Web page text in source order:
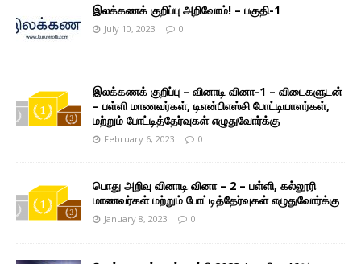
இலக்கணக் குறிப்பு அறிவோம்! – பகுதி-1
July 10, 2023 0
இலக்கணக் குறிப்பு – வினாடி வினா-1 – விடைகளுடன்
– பள்ளி மாணவர்கள், டிஎன்பிஎஸ்சி போட்டியாளர்கள்,
மற்றும் போட்டித்தேர்வுகள் எழுதுவோர்க்கு
February 6, 2023 0
பொது அறிவு வினாடி வினா – 2 – பள்ளி, கல்லூரி
மாணவர்கள் மற்றும் போட்டித்தேர்வுகள் எழுதுவோர்க்கு
January 8, 2023 0